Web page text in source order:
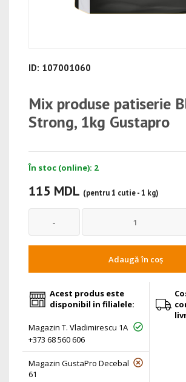
ID: 107001060
Mix produse patiserie
Strong, 1kg Gustapro
În stoc (online): 2
115 MDL (pentru 1 cutie - 1 kg)
Adaugă în coș
Acest produs este
disponibil in filialele:
Magazin T. Vladimirescu 1A
+373 68 560 606
Magazin GustaPro Decebal
61